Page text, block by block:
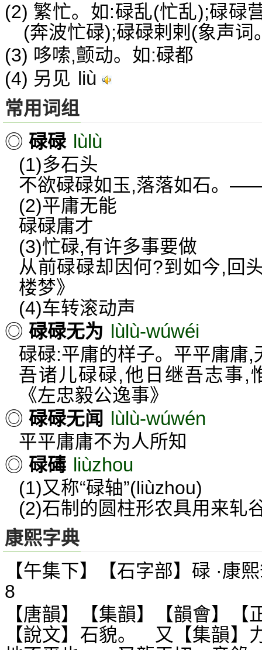
(2) 繁忙。如:碌乱(忙乱);碌碌
(奔波忙碌);碌碌剌剌(象声词
(3) 哆嗦,颤动。如:碌都
(4) 另见 liù
常用词组
◎ 碌碌 lùlù
(1)多石头
不欲碌碌如玉,落落如石。
(2)平庸无能
碌碌庸才
(3)忙碌,有许多事要做
从前碌碌却因何?到如今,
楼梦》
(4)车转滚动声
◎ 碌碌无为 lùlù-wúwéi
碌碌:平庸的样子。平平庸庸,
吾诸儿碌碌,他日继吾志事
《左忠毅公逸事》
◎ 碌碌无闻 lùlù-wúwén
平平庸庸不为人所知
◎ 碌碡 liùzhou
(1)又称“碌轴”(liùzhou)
(2)石制的圆柱形农具用来轧
康熙字典
【午集下】【石字部】碌 ·康
8
【唐韻】【集韻】【韻會】【
【說文】石貌。 又【集韻】